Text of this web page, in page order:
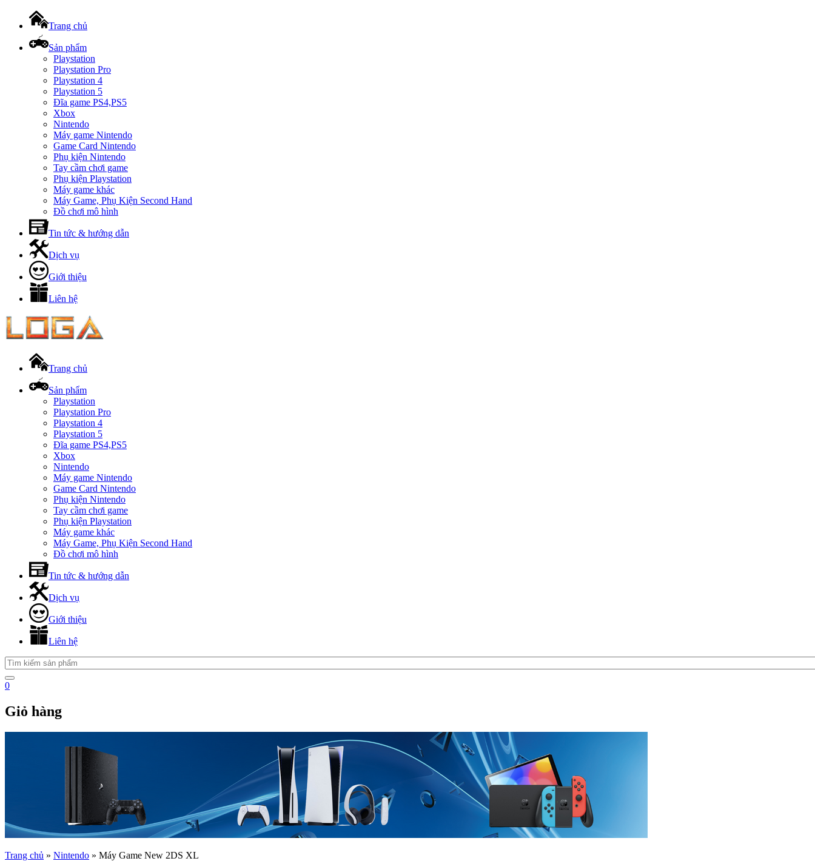
Trang chủ
Sản phẩm
Playstation
Playstation Pro
Playstation 4
Playstation 5
Đĩa game PS4,PS5
Xbox
Nintendo
Máy game Nintendo
Game Card Nintendo
Phụ kiện Nintendo
Tay cầm chơi game
Phụ kiện Playstation
Máy game khác
Máy Game, Phụ Kiện Second Hand
Đồ chơi mô hình
Tin tức & hướng dẫn
Dịch vụ
Giới thiệu
Liên hệ
Trang chủ
Sản phẩm
Playstation
Playstation Pro
Playstation 4
Playstation 5
Đĩa game PS4,PS5
Xbox
Nintendo
Máy game Nintendo
Game Card Nintendo
Phụ kiện Nintendo
Tay cầm chơi game
Phụ kiện Playstation
Máy game khác
Máy Game, Phụ Kiện Second Hand
Đồ chơi mô hình
Tin tức & hướng dẫn
Dịch vụ
Giới thiệu
Liên hệ
0
Giỏ hàng
Trang chủ » Nintendo » Máy Game New 2DS XL